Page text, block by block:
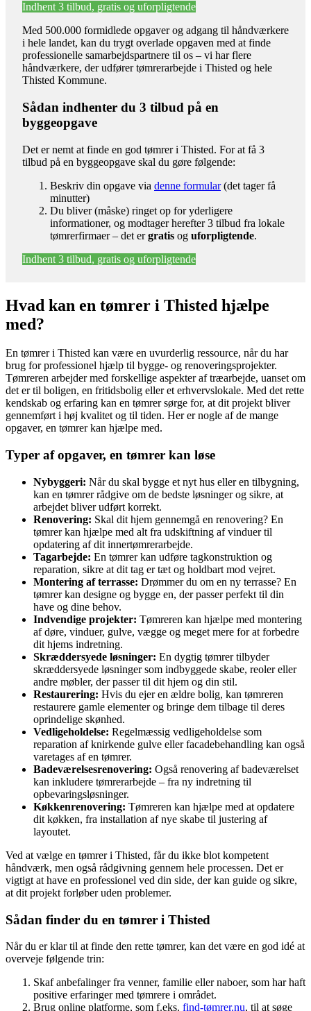
Indhent 3 tilbud, gratis og uforpligtende
Med 500.000 formidlede opgaver og adgang til håndværkere
i hele landet, kan du trygt overlade opgaven med at finde
professionelle samarbejdspartnere til os – vi har flere
håndværkere, der udfører tømrerarbejde i Thisted og hele
Thisted Kommune.
Sådan indhenter du 3 tilbud på en
byggeopgave
Det er nemt at finde en god tømrer i Thisted. For at få 3
tilbud på en byggeopgave skal du gøre følgende:
Beskriv din opgave via denne formular(det tager få
minutter)
Du bliver (måske) ringet op for yderligere
informationer, og modtager herefter 3 tilbud fra lokale
tømrerfirmaer – det ergratis og uforpligtende.
Indhent 3 tilbud, gratis og uforpligtende
Hvad kan en tømrer i Thisted hjælpe
med?
En tømrer i Thisted kan være en uvurderlig ressource, når du har
brug for professionel hjælp til bygge- og renoveringsprojekter.
Tømreren arbejder med forskellige aspekter af træarbejde, uanset om
det er til boligen, en fritidsbolig eller et erhvervslokale. Med det rette
kendskab og erfaring kan en tømrer sørge for, at dit projekt bliver
gennemført i høj kvalitet og til tiden. Her er nogle af de mange
opgaver, en tømrer kan hjælpe med.
Typer af opgaver, en tømrer kan løse
Nybyggeri: Når du skal bygge et nyt hus eller en tilbygning,
kan en tømrer rådgive om de bedste løsninger og sikre, at
arbejdet bliver udført korrekt.
Renovering: Skal dit hjem gennemgå en renovering? En
tømrer kan hjælpe med alt fra udskiftning af vinduer til
opdatering af dit innertømrerarbejde.
Tagarbejde: En tømrer kan udføre tagkonstruktion og
reparation, sikre at dit tag er tæt og holdbart mod vejret.
Montering af terrasse: Drømmer du om en ny terrasse? En
tømrer kan designe og bygge en, der passer perfekt til din
have og dine behov.
Indvendige projekter: Tømreren kan hjælpe med montering
af døre, vinduer, gulve, vægge og meget mere for at forbedre
dit hjems indretning.
Skræddersyede løsninger: En dygtig tømrer tilbyder
skræddersyede løsninger som indbyggede skabe, reoler eller
andre møbler, der passer til dit hjem og din stil.
Restaurering: Hvis du ejer en ældre bolig, kan tømreren
restaurere gamle elementer og bringe dem tilbage til deres
oprindelige skønhed.
Vedligeholdelse: Regelmæssig vedligeholdelse som
reparation af knirkende gulve eller facadebehandling kan også
varetages af en tømrer.
Badeværelsesrenovering: Også renovering af badeværelset
kan inkludere tømrerarbejde – fra ny indretning til
opbevaringsløsninger.
Køkkenrenovering: Tømreren kan hjælpe med at opdatere
dit køkken, fra installation af nye skabe til justering af
layoutet.
Ved at vælge en tømrer i Thisted, får du ikke blot kompetent
håndværk, men også rådgivning gennem hele processen. Det er
vigtigt at have en professionel ved din side, der kan guide og sikre,
at dit projekt forløber uden problemer.
Sådan finder du en tømrer i Thisted
Når du er klar til at finde den rette tømrer, kan det være en god idé at
overveje følgende trin:
Skaf anbefalinger fra venner, familie eller naboer, som har haft
positive erfaringer med tømrere i området.
Brug online platforme, som f.eks. find-tømrer.nu, til at søge